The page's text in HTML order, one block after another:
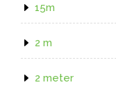
15m
2 m
2 meter